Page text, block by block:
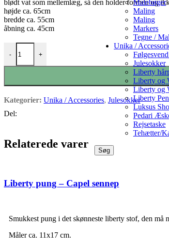
Malebøger
Maling
Maling
Markers
Tegne /
Unika /
Julesokker
Liberty
Liberty og
Liberty og
Liberty
Luksus
Pedari
Rejsetaske
Tehætter/
Søg
blødt vat som mellemlæg, så den holder formen og
højde ca. 65cm
bredde ca. 55cm
åbning ca. 45cm
-
-Kæmpe Liberty Julesok med glimmerbogstav
+
Kategorier: Unika / Accessories, Julesokker
Del:
Relaterede varer
Liberty pung – Capel sennep
Smukkest pung i det skønneste liberty stof, den må
Måler ca. 11x17 cm.